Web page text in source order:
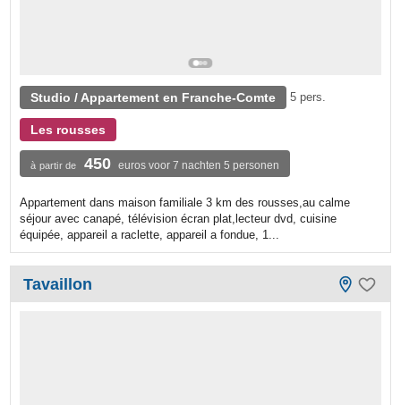
Studio / Appartement en Franche-Comte 5 pers.
Les rousses
à partir de 450 euros voor 7 nachten 5 personen
Appartement dans maison familiale 3 km des rousses,au calme
séjour avec canapé, télévision écran plat,lecteur dvd, cuisine
équipée, appareil a raclette, appareil a fondue, 1...
Tavaillon